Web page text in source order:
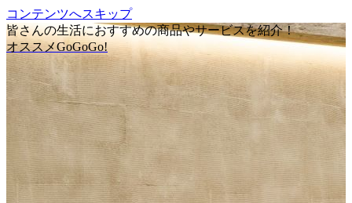
コンテンツへスキップ
皆さんの生活におすすめの商品やサービスを紹介！
オススメGoGoGo!